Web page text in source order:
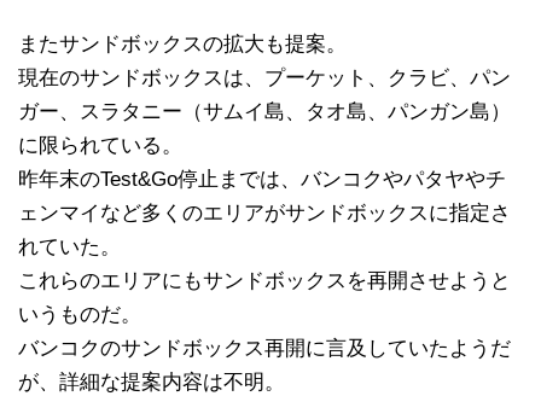
またサンドボックスの拡大も提案。
現在のサンドボックスは、プーケット、クラビ、パン
ガー、スラタニー（サムイ島、タオ島、パンガン島）
に限られている。
昨年末のTest&Go停止までは、バンコクやパタヤやチ
ェンマイなど多くのエリアがサンドボックスに指定さ
れていた。
これらのエリアにもサンドボックスを再開させようと
いうものだ。
バンコクのサンドボックス再開に言及していたようだ
が、詳細な提案内容は不明。